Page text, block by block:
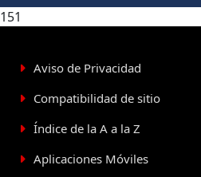
151
Aviso de Privacidad
Compatibilidad de sitio
Índice de la A a la Z
Aplicaciones Móviles